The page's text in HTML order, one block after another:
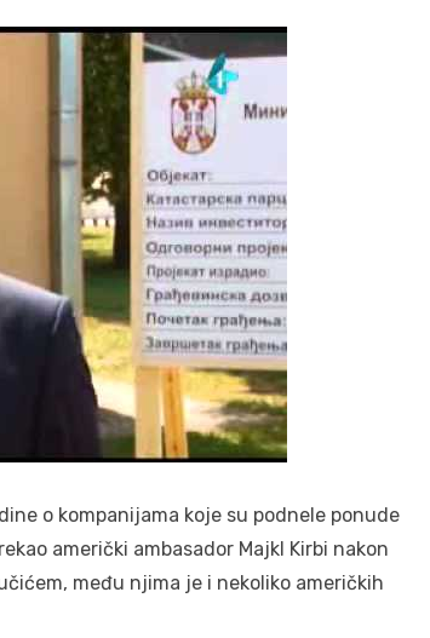
o kompanijama koje su podnele ponude
američki ambasador Majkl Kirbi nakon
među njima je i nekoliko američkih